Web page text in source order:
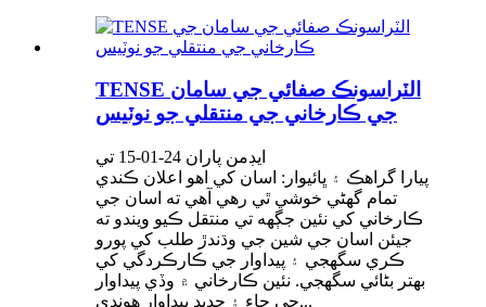
TENSE الٽراسونڪ صفائي جي سامان
جي ڪارخاني جي منتقلي جو نوٽيس
ايڊمن پاران 24-01-15 تي
پيارا گراهڪ ۽ ڀائيوار: اسان کي اهو اعلان ڪندي
تمام گهڻي خوشي ٿي رهي آهي ته اسان جي
ڪارخاني کي نئين جڳهه تي منتقل ڪيو ويندو ته
جيئن اسان جي شين جي وڌندڙ طلب کي پورو
ڪري سگهجي ۽ پيداوار جي ڪارڪردگي کي
بهتر بڻائي سگهجي. نئين ڪارخاني ۾ وڏي پيداوار
جي جاءِ ۽ جديد پيداوار هوندي...